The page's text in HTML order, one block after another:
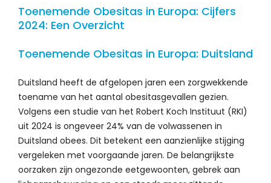
Toenemende Obesitas in Europa: Cijfers
2024: Een Overzicht
Toenemende Obesitas in Europa: Duitsland
Duitsland heeft de afgelopen jaren een zorgwekkende
toename van het aantal obesitasgevallen gezien.
Volgens een studie van het Robert Koch Instituut (RKI)
uit 2024 is ongeveer 24% van de volwassenen in
Duitsland obees. Dit betekent een aanzienlijke stijging
vergeleken met voorgaande jaren. De belangrijkste
oorzaken zijn ongezonde eetgewoonten, gebrek aan